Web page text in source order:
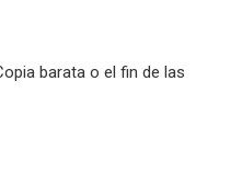
barata o el fin de las